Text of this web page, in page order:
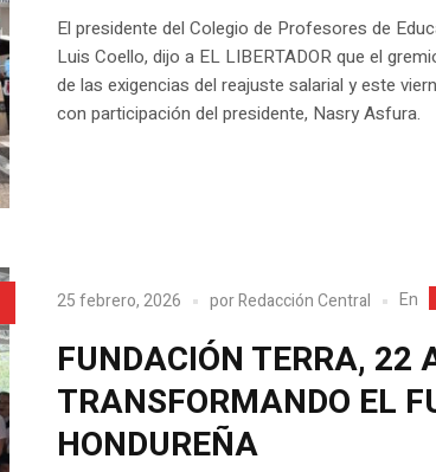
El presidente del Colegio de Profesores de
Luis Coello, dijo a EL LIBERTADOR que el
de las exigencias del reajuste salarial y este
con participación del presidente, Nasry Asfura.
25 febrero, 2026 porRedacción Central En
FUNDACIÓN TERRA, 22
TRANSFORMANDO EL
HONDUREÑA